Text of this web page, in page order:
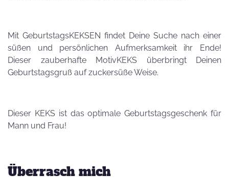
Mit GeburtstagsKEKSEN findet Deine Suche nach einer
süßen und persönlichen Aufmerksamkeit ihr Ende!
Dieser zauberhafte MotivKEKS überbringt Deinen
Geburtstagsgruß auf zuckersüße Weise.
Dieser KEKS ist das optimale Geburtstagsgeschenk für
Mann und Frau!
Überrasch mich